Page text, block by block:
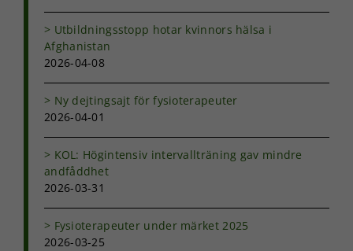
Utbildningsstopp hotar kvinnors hälsa i
Afghanistan
2026-04-08
Ny dejtingsajt för fysioterapeuter
2026-04-01
KOL: Högintensiv intervallträning gav mindre
andfåddhet
2026-03-31
Fysioterapeuter under märket 2025
2026-03-25
de här
kakorna
från
hemsidan.
Marknadsföring
surfar ökar du